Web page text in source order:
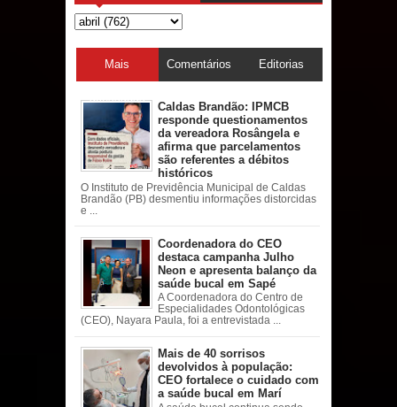
Mais
acessadas
Comentários Editorias
Caldas Brandão: IPMCB
responde questionamentos
da vereadora Rosângela e
afirma que parcelamentos
são referentes a débitos
históricos
O Instituto de Previdência Municipal de Caldas
Brandão (PB) desmentiu informações distorcidas
e ...
Coordenadora do CEO
destaca campanha Julho
Neon e apresenta balanço da
saúde bucal em Sapé
A Coordenadora do Centro de
Especialidades Odontológicas
(CEO), Nayara Paula, foi a entrevistada ...
Mais de 40 sorrisos
devolvidos à população:
CEO fortalece o cuidado com
a saúde bucal em Marí